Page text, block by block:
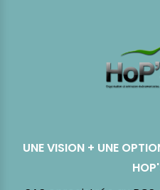
UNE VISION + UNE